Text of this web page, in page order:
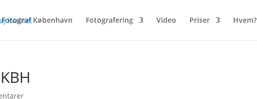
Fotograf København Fotografering Video Priser Hvem?